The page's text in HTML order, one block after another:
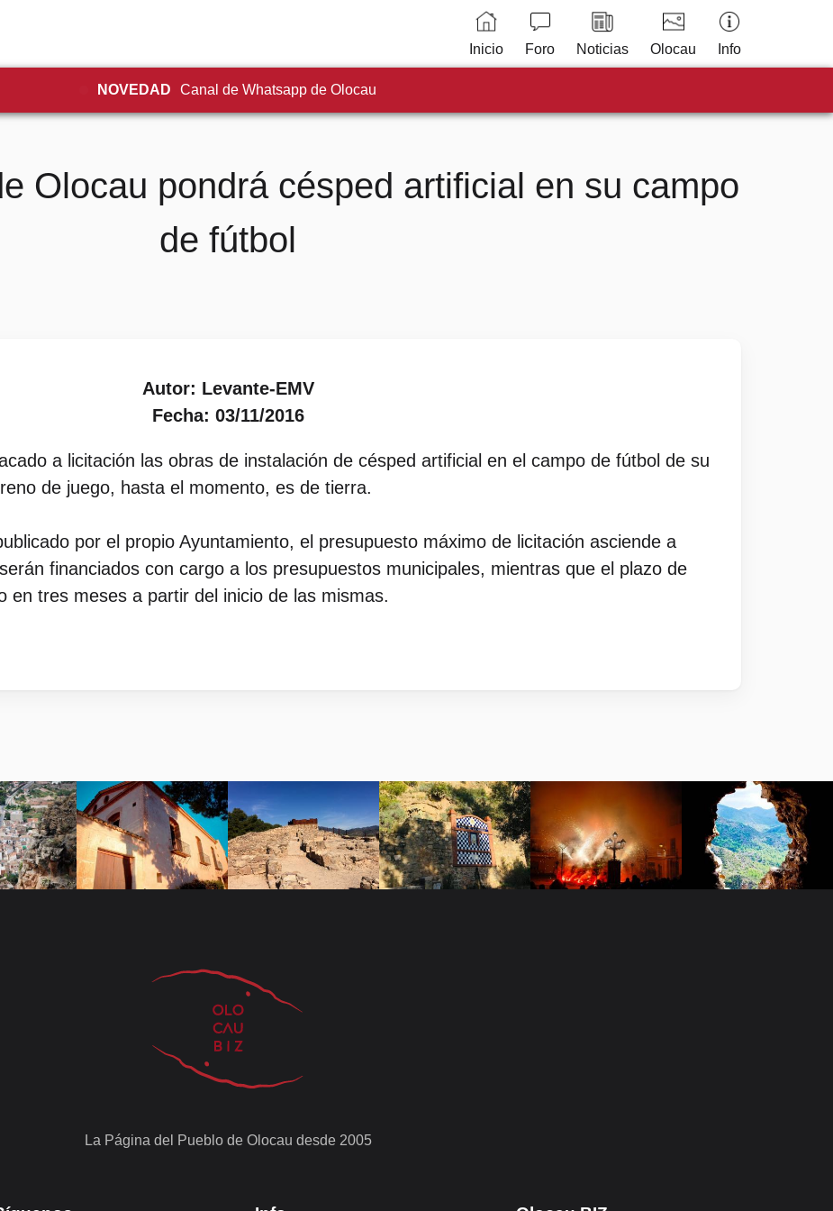
Inicio Foro Noticias Olocau Info
NOVEDAD Canal de Whatsapp de Olocau
Olocau pondrá césped artificial en su campo
de fútbol
Autor: Levante-EMV
Fecha: 03/11/2016
a licitación las obras de instalación de césped artificial en el campo de fútbol de su
de juego, hasta el momento, es de tierra.
por el propio Ayuntamiento, el presupuesto máximo de licitación asciende a
financiados con cargo a los presupuestos municipales, mientras que el plazo de
en tres meses a partir del inicio de las mismas.
La Página del Pueblo de Olocau desde 2005